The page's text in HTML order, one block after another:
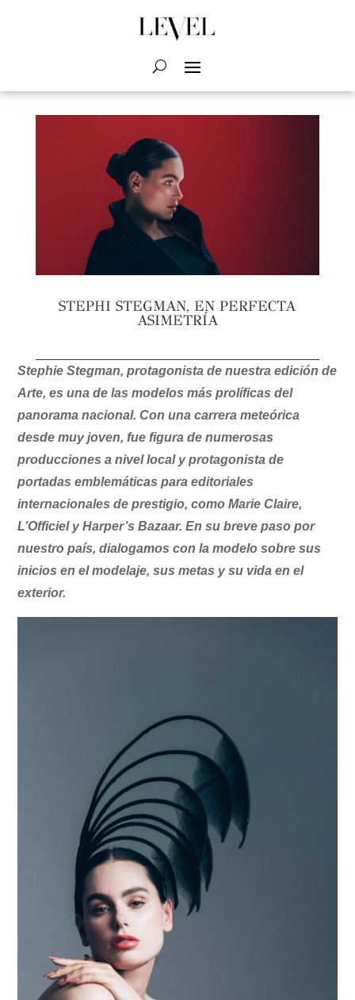
STEPHI STEGMAN, EN PERFECTA
ASIMETRÍA
Stephie Stegman, protagonista de nuestra edición de
Arte, es una de las modelos más prolíficas del
panorama nacional. Con una carrera meteórica
desde muy joven, fue figura de numerosas
producciones a nivel local y protagonista de
portadas emblemáticas para editoriales
internacionales de prestigio, como Marie Claire,
L’Officiel y Harper’s Bazaar. En su breve paso por
nuestro país, dialogamos con la modelo sobre sus
inicios en el modelaje, sus metas y su vida en el
exterior.